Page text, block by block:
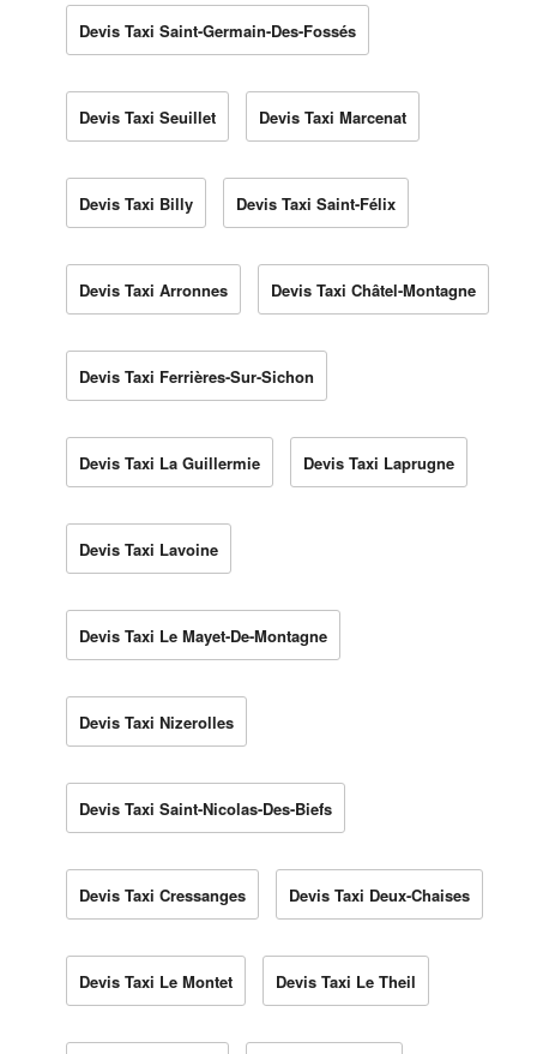
Devis Taxi Saint-Germain-Des-Fossés
Devis Taxi Seuillet Devis Taxi Marcenat
Devis Taxi Billy Devis Taxi Saint-Félix
Devis Taxi Arronnes Devis Taxi Châtel-Montagne
Devis Taxi Ferrières-Sur-Sichon
Devis Taxi La Guillermie Devis Taxi Laprugne
Devis Taxi Lavoine
Devis Taxi Le Mayet-De-Montagne
Devis Taxi Nizerolles
Devis Taxi Saint-Nicolas-Des-Biefs
Devis Taxi Cressanges Devis Taxi Deux-Chaises
Devis Taxi Le Montet Devis Taxi Le Theil